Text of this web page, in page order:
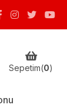
Sepetim(0)